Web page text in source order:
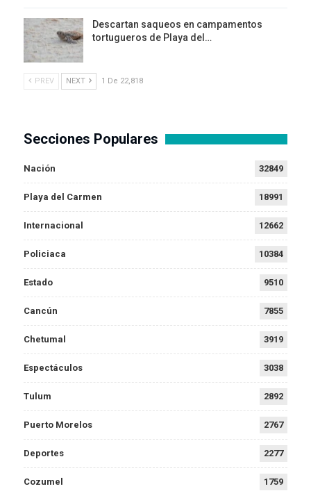
Descartan saqueos en campamentos
tortugueros de Playa del…
PREV NEXT 1 De 22,818
Secciones Populares
Nación 32849
Playa del Carmen 18991
Internacional 12662
Policiaca 10384
Estado 9510
Cancún 7855
Chetumal 3919
Espectáculos 3038
Tulum 2892
Puerto Morelos 2767
Deportes 2277
Cozumel 1759